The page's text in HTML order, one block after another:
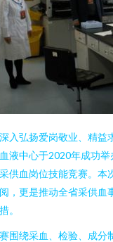
入弘扬爱岗敬业、精益
液中心于2020年成功
供血岗位技能竞赛。本
，更是推动全省采供血
。
围绕采血、检验、成分